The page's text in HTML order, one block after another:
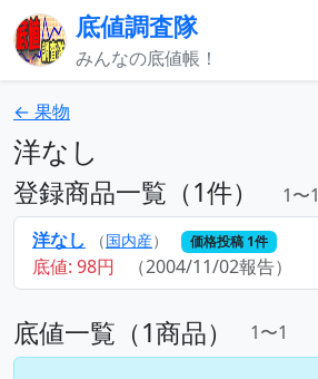
底値調査隊
みんなの底値帳！
← 果物
洋なし
登録商品一覧（1件）
1〜1
洋なし
（国内産） 価格投稿 1件
底値: 98円 （2004/11/02報告）
底値一覧（1商品） 1〜1